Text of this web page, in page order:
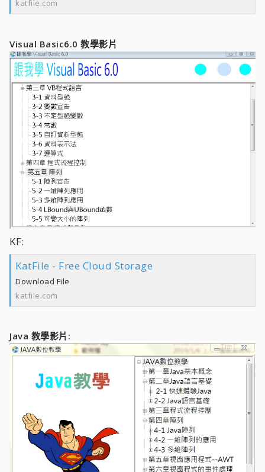
katfile.com
Visual Basic6.0 教學影片
KF:
KatFile - Free Cloud Storage
Download File
katfile.com
Java 教學影片: